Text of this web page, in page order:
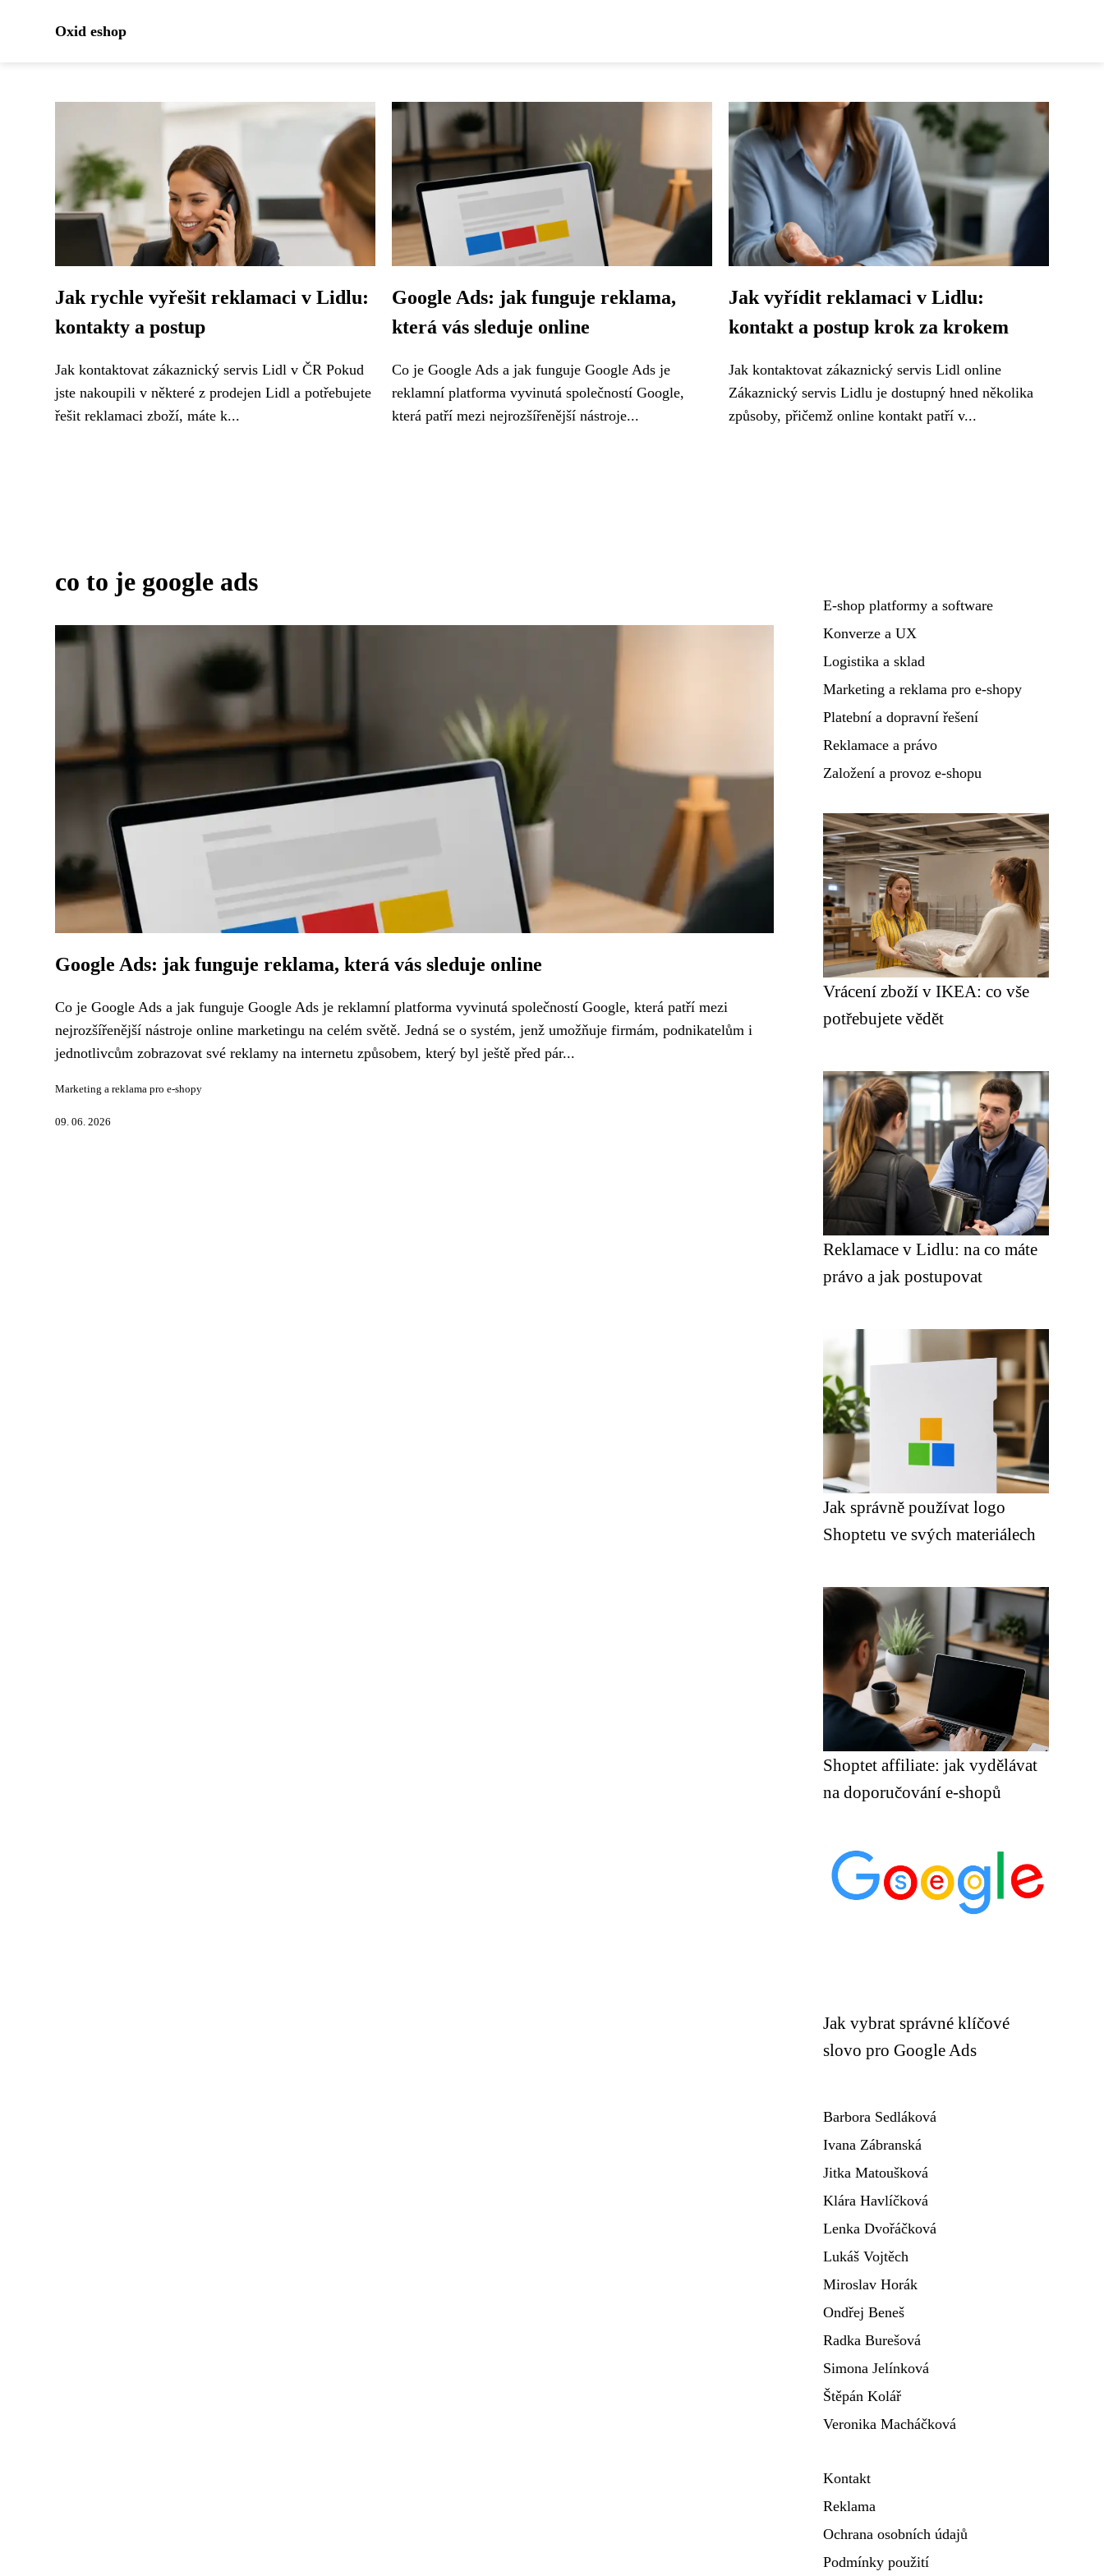
Oxid eshop
Jak rychle vyřešit reklamaci v Lidlu:
kontakty a postup
Jak kontaktovat zákaznický servis Lidl v ČR Pokud
jste nakoupili v některé z prodejen Lidl a potřebujete
řešit reklamaci zboží, máte k...
Google Ads: jak funguje reklama,
která vás sleduje online
Co je Google Ads a jak funguje Google Ads je
reklamní platforma vyvinutá společností Google,
která patří mezi nejrozšířenější nástroje...
Jak vyřídit reklamaci v Lidlu:
kontakt a postup krok za krokem
Jak kontaktovat zákaznický servis Lidl online
Zákaznický servis Lidlu je dostupný hned několika
způsoby, přičemž online kontakt patří v...
co to je google ads
Google Ads: jak funguje reklama, která vás sleduje online
Co je Google Ads a jak funguje Google Ads je reklamní platforma vyvinutá společností Google, která patří mezi
nejrozšířenější nástroje online marketingu na celém světě. Jedná se o systém, jenž umožňuje firmám, podnikatelům i
jednotlivcům zobrazovat své reklamy na internetu způsobem, který byl ještě před pár...
Marketing a reklama pro e-shopy
09. 06. 2026
E-shop platformy a software
Konverze a UX
Logistika a sklad
Marketing a reklama pro e-shopy
Platební a dopravní řešení
Reklamace a právo
Založení a provoz e-shopu
Vrácení zboží v IKEA: co vše
potřebujete vědět
Reklamace v Lidlu: na co máte
právo a jak postupovat
Jak správně používat logo
Shoptetu ve svých materiálech
Shoptet affiliate: jak vydělávat
na doporučování e-shopů
Jak vybrat správné klíčové
slovo pro Google Ads
Barbora Sedláková
Ivana Zábranská
Jitka Matoušková
Klára Havlíčková
Lenka Dvořáčková
Lukáš Vojtěch
Miroslav Horák
Ondřej Beneš
Radka Burešová
Simona Jelínková
Štěpán Kolář
Veronika Macháčková
Kontakt
Reklama
Ochrana osobních údajů
Podmínky použití